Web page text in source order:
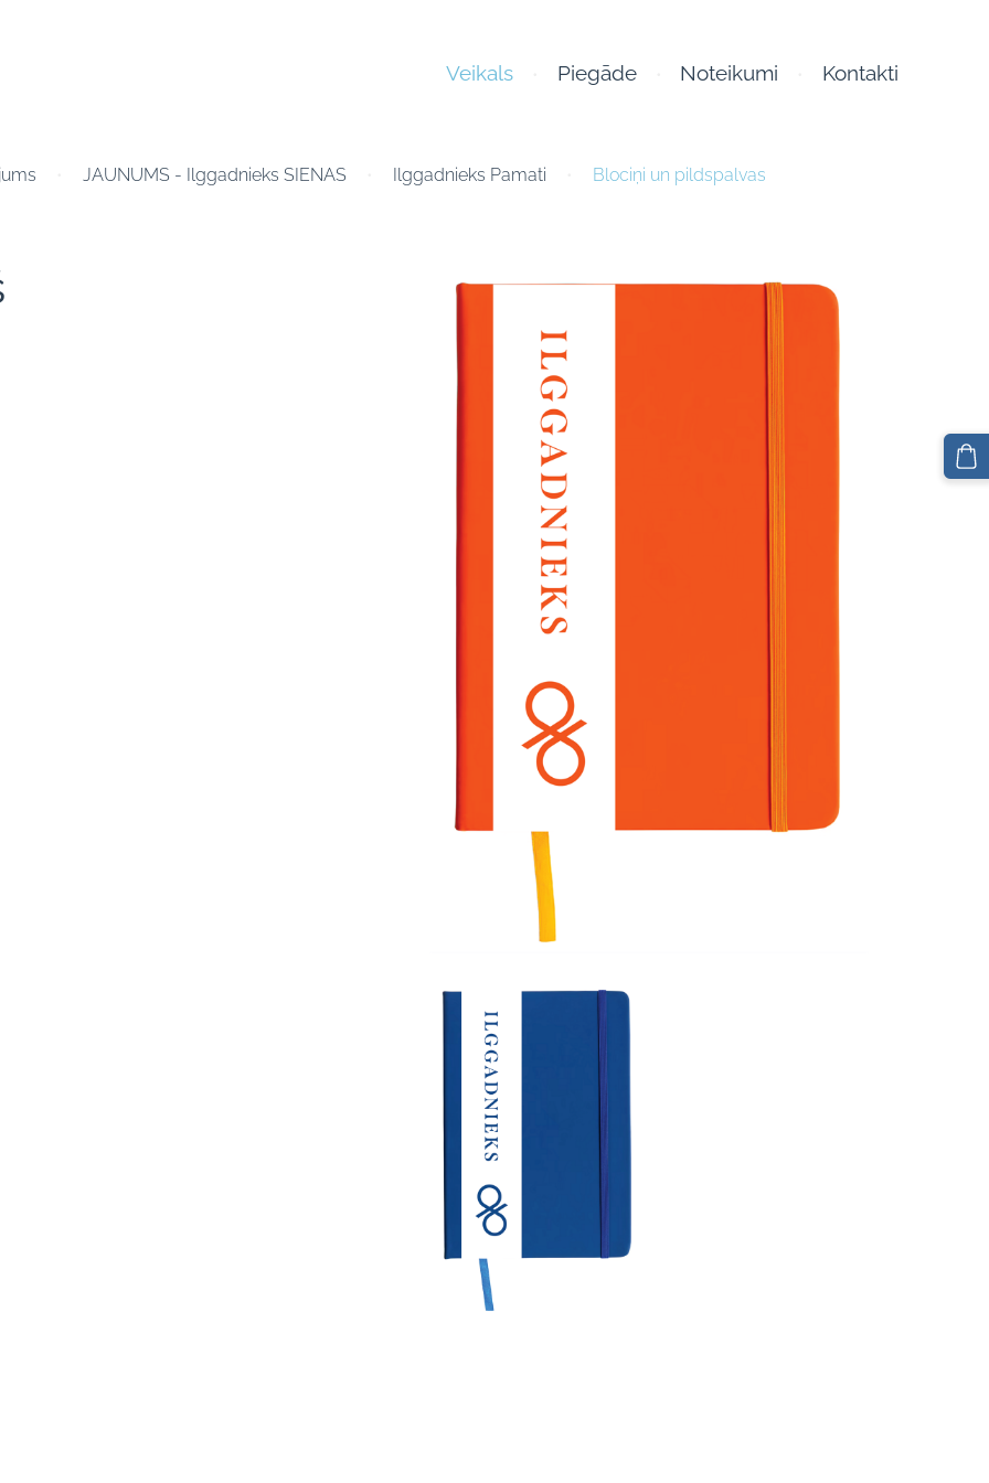
Veikals Piegāde Noteikumi Kontakti
JAUNUMS - Ilggadnieks SIENAS Ilggadnieks Pamati Blociņi un pildspalvas